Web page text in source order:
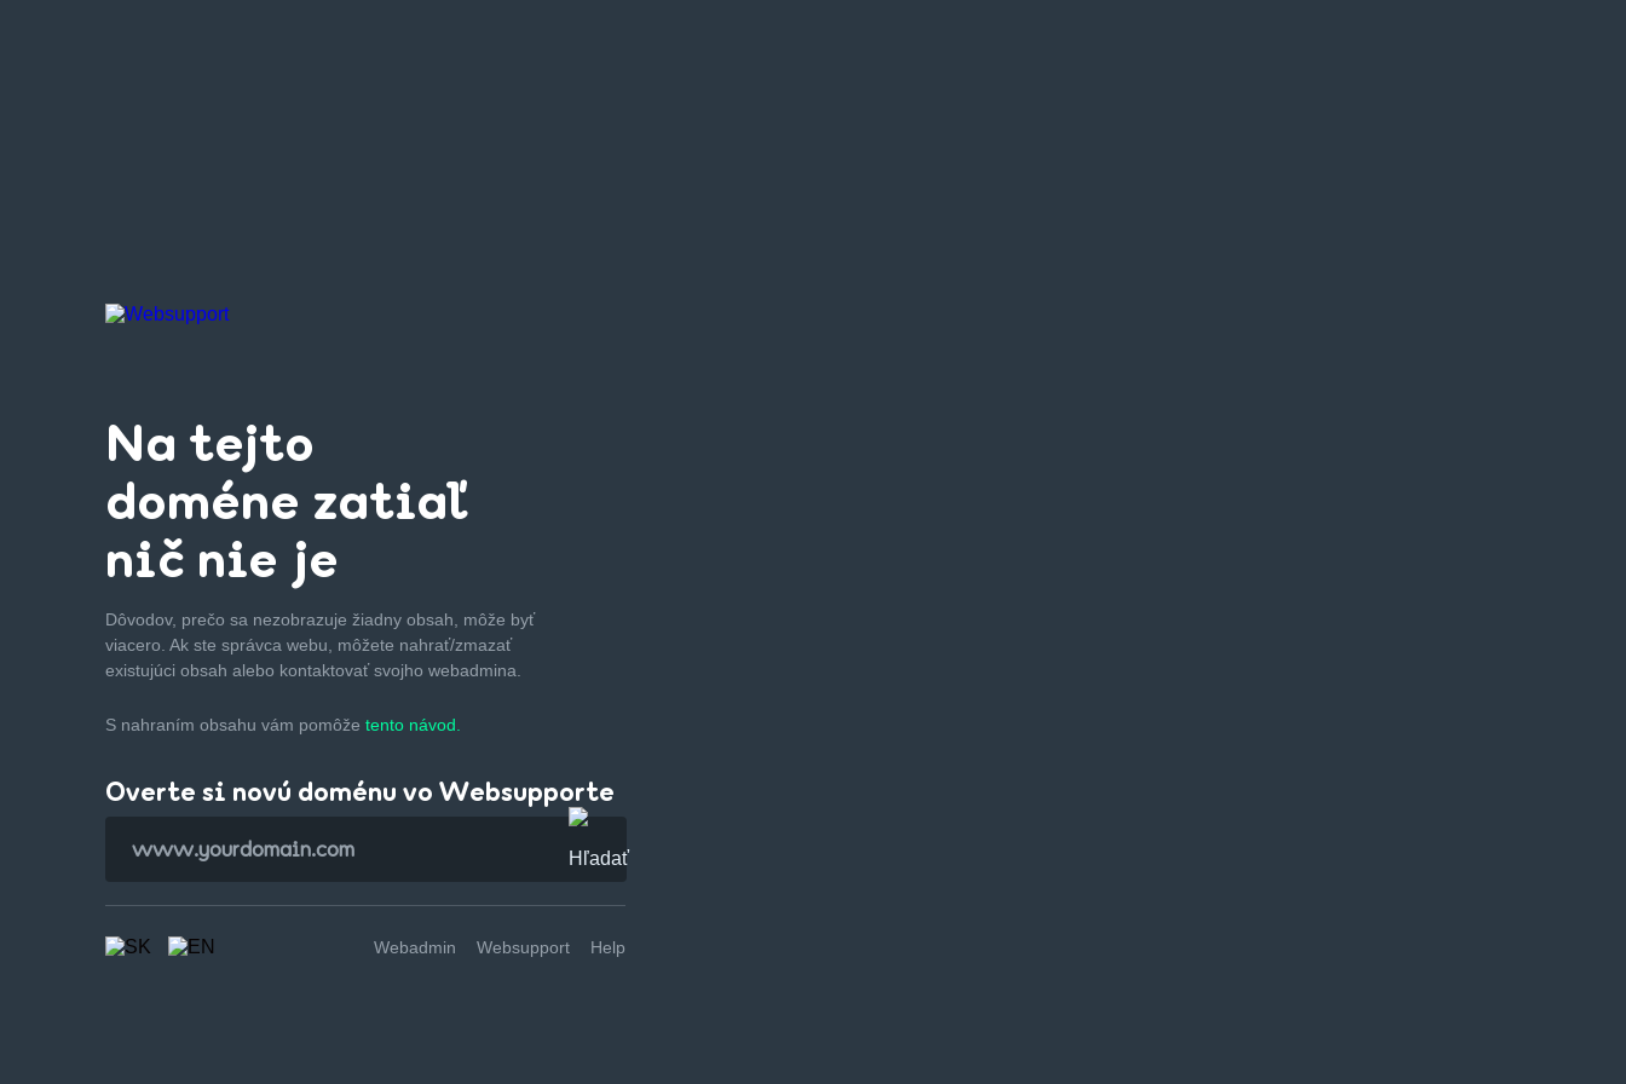
Na tejto
doméne zatiaľ
nič nie je
Dôvodov, prečo sa nezobrazuje žiadny obsah, môže byť
viacero. Ak ste správca webu, môžete nahrať/zmazať
existujúci obsah alebo kontaktovať svojho webadmina.
S nahraním obsahu vám pomôže tento návod.
Overte si novú doménu vo Websupporte
Webadmin Websupport Help